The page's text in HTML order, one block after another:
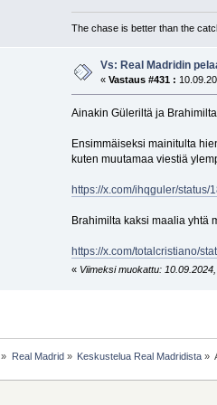
The chase is better than the
Vs: Real Madridin
«Vastaus #431 :
Ainakin Güleriltä ja
Ensimmäiseksi mainitulta
kuten muutamaa viestiä
https://x.com/ihqguler/
Brahimilta kaksi maalia yhtä
https://x.com/totalcristiano/
« Viimeksi muokattu:
» Real Madrid » Keskustelua Real Madridista »